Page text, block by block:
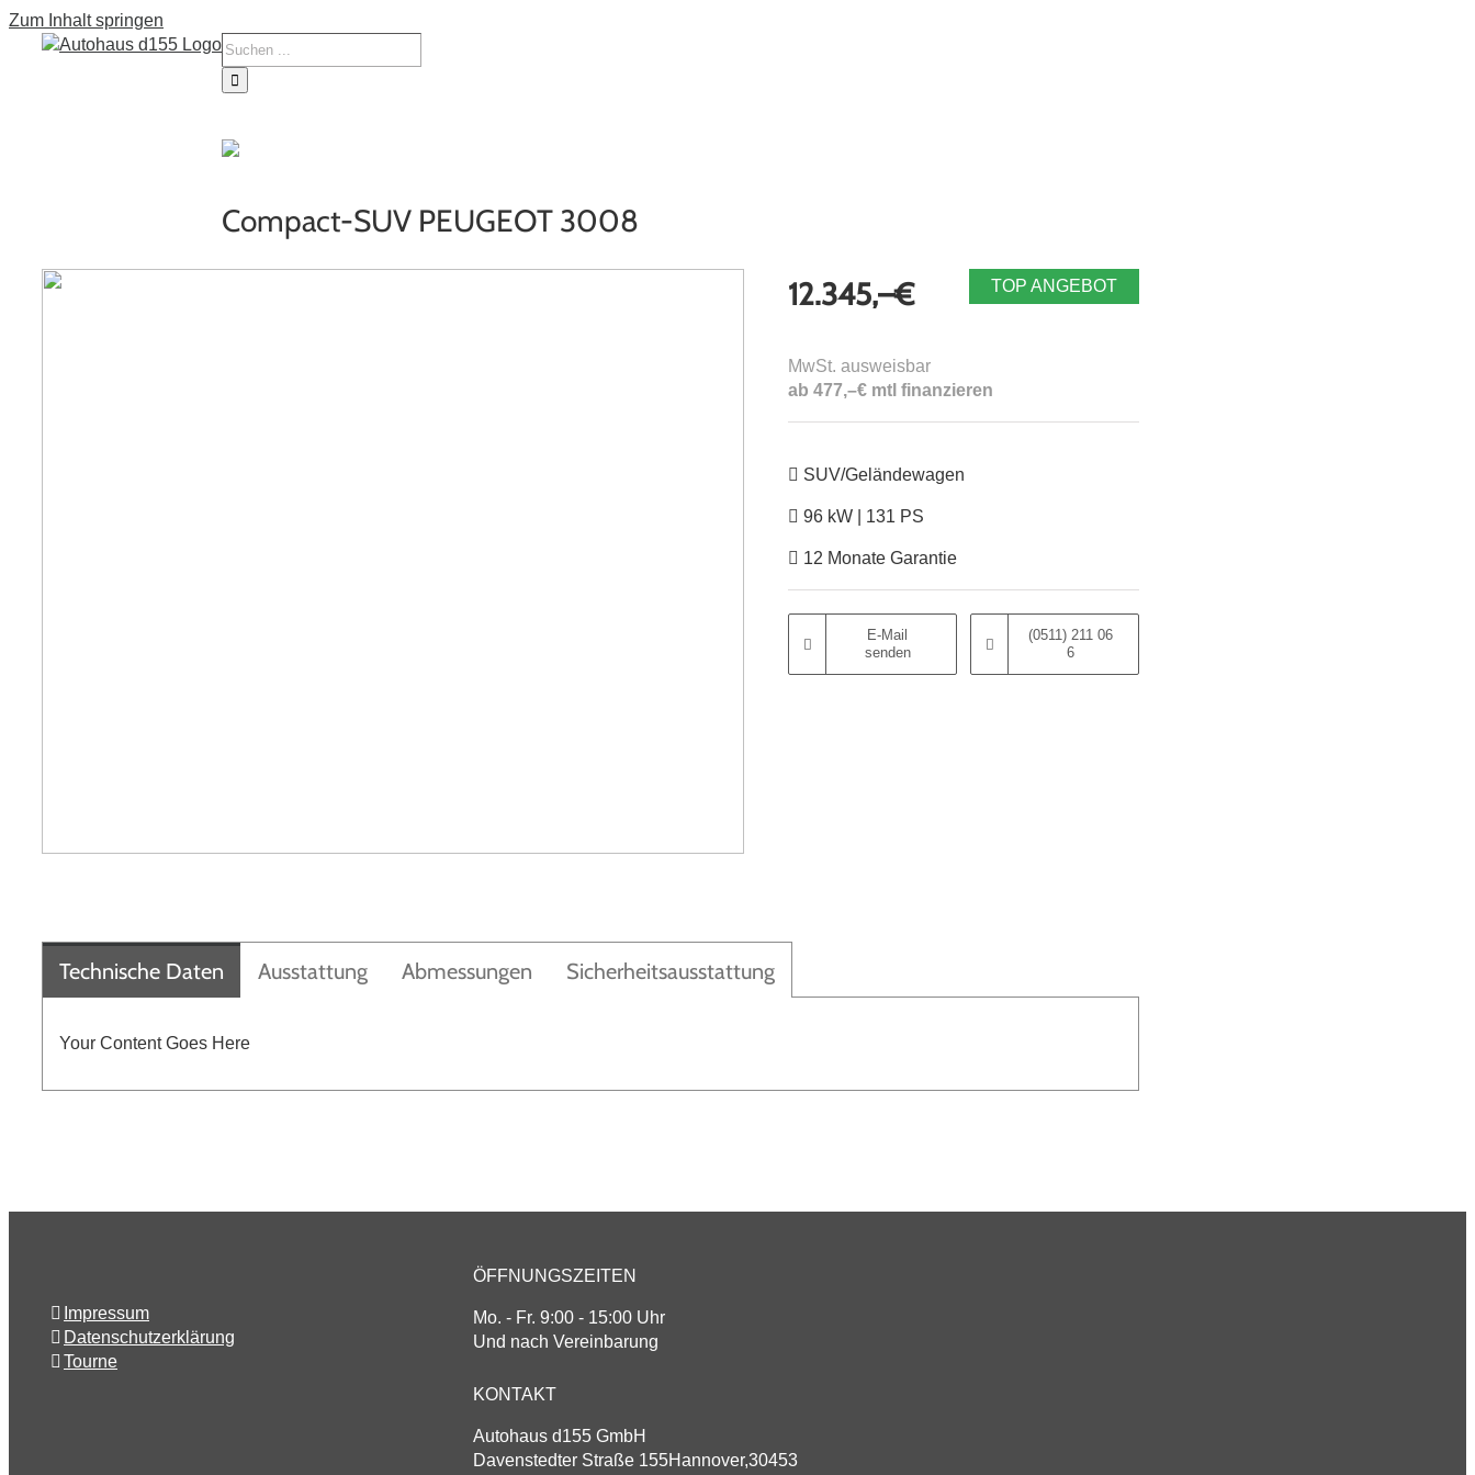
Zum Inhalt springen
Compact-SUV PEUGEOT 3008
TOP ANGEBOT
12.345,–€
MwSt. ausweisbar
ab 477,–€ mtl finanzieren
SUV/Geländewagen
96 kW | 131 PS
12 Monate Garantie
E-Mail
senden
(0511) 211 06
6
Technische Daten Ausstattung Abmessungen Sicherheitsausstattung
Your Content Goes Here
Impressum
Datenschutzerklärung
Tourne
ÖFFNUNGSZEITEN
Mo. - Fr. 9:00 - 15:00 Uhr
Und nach Vereinbarung
KONTAKT
Autohaus d155 GmbH
Davenstedter Straße 155Hannover,30453